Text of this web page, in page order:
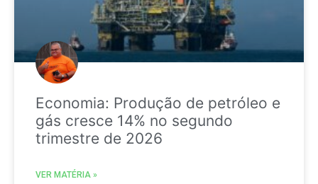
Economia: Produção de petróleo e
gás cresce 14% no segundo
trimestre de 2026
VER MATÉRIA »